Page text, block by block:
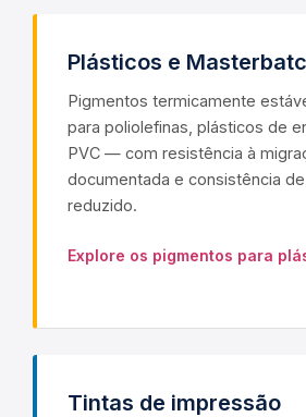
Plásticos e
Pigmentos termicamente
para poliolefinas, plásticos de
PVC — com resistência à
documentada e consistência
reduzido.
Explore os pigmentos para
Tintas de impressão